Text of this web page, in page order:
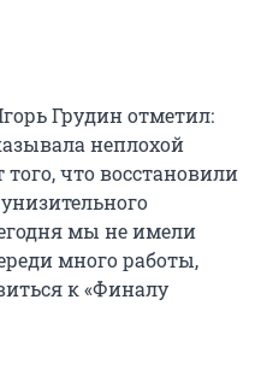
Грудин отметил:
неплохой
что восстановили
мы не имели
много работы,
к «Финалу